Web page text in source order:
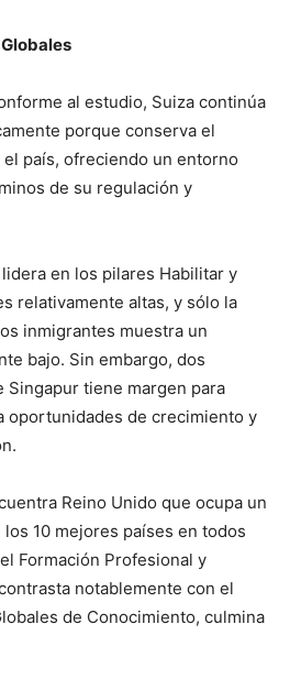
al estudio, Suiza continúa
porque conserva el
país, ofreciendo un entorno
de su regulación y
en los pilares Habilitar y
relativamente altas, y sólo la
inmigrantes muestra un
bajo. Sin embargo, dos
Singapur tiene margen para
oportunidades de crecimiento y
Reino Unido que ocupa un
10 mejores países en todos
Formación Profesional y
notablemente con el
de Conocimiento, culmina